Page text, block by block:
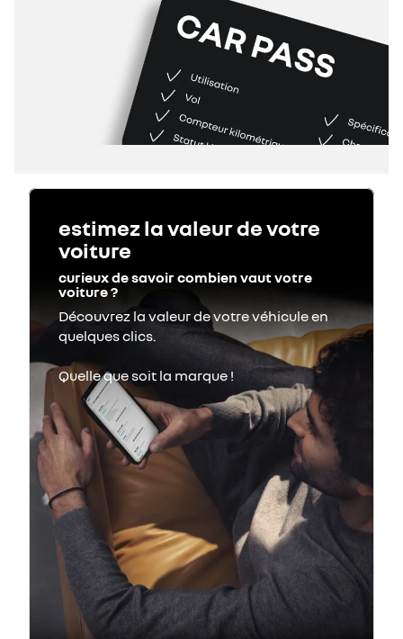
estimez la valeur de votre
voiture
curieux de savoir combien vaut votre
voiture ?
Découvrez la valeur de votre véhicule en